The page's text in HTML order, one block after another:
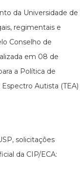
da Universidade de
regimentais e
Conselho de
em 08 de
a Política de
Autista (TEA)
solicitações
da CIP/ECA: